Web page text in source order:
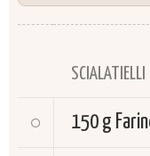
SCIALATIELLI
150 g